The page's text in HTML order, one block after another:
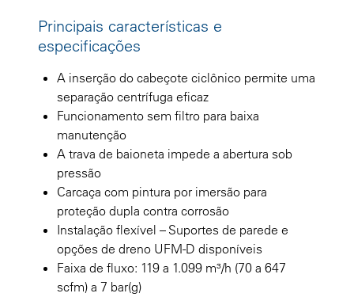
Principais características e
especificações
A inserção do cabeçote ciclônico permite uma
separação centrífuga eficaz
Funcionamento sem filtro para baixa
manutenção
A trava de baioneta impede a abertura sob
pressão
Carcaça com pintura por imersão para
proteção dupla contra corrosão
Instalação flexível – Suportes de parede e
opções de dreno UFM-D disponíveis
Faixa de fluxo: 119 a 1.099 m³/h (70 a 647
scfm) a 7 bar(g)